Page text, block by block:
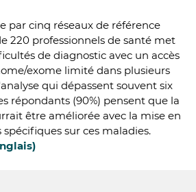
par cinq réseaux de référence
220 professionnels de santé met
de diagnostic avec un accès
exome limité dans plusieurs
qui dépassent souvent six
répondants (90%) pensent que la
être améliorée avec la mise en
sur ces maladies.